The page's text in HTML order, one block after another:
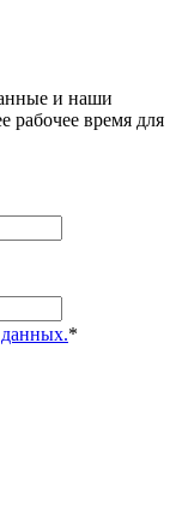
и наши
рабочее время для
*